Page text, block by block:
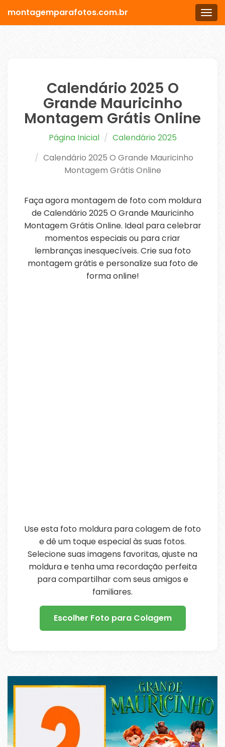
Menu
montagemparafotos.com.br
Calendário 2025 O
Grande Mauricinho
Montagem Grátis Online
Página Inicial
Calendário 2025
Calendário 2025 O Grande Mauricinho
Montagem Grátis Online
Faça agora montagem de foto com moldura
de Calendário 2025 O Grande Mauricinho
Montagem Grátis Online. Ideal para celebrar
momentos especiais ou para criar
lembranças inesquecíveis. Crie sua foto
montagem grátis e personalize sua foto de
forma online!
Use esta foto moldura para colagem de foto
e dê um toque especial às suas fotos.
Selecione suas imagens favoritas, ajuste na
moldura e tenha uma recordação perfeita
para compartilhar com seus amigos e
familiares.
Escolher Foto para Colagem